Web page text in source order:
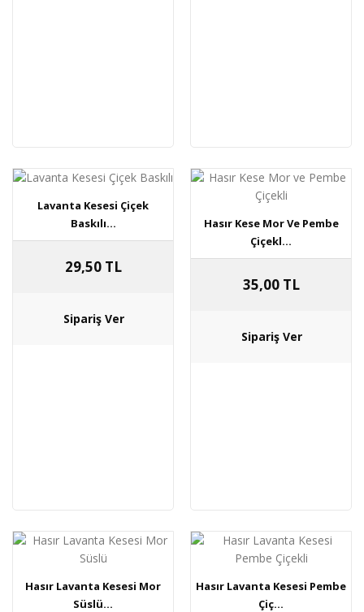
Lavanta Kesesi Çiçek
Baskılı...
29,50 TL
Hasır Kese Mor Ve Pembe
Çiçekl...
35,00 TL
Hasır Lavanta Kesesi Mor
Süslü...
Hasır Lavanta Kesesi Pembe
Çiç...